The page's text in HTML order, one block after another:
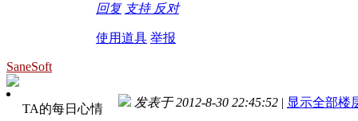
回复 支持 反对
使用道具 举报
SaneSoft
TA的每日心情 发表于 2012-8-30 22:45:52 | 显示全部楼